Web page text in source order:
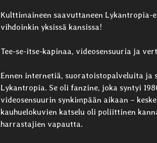
Kulttimaineen saavuttaneen Lykantropia-
vihdoinkin yksissä kansissa!
Tee-se-itse-kapinaa, videosensuuria ja
Ennen internetiä, suoratoistopalveluita ja
Lykantropia. Se oli fanzine, joka syntyi
videosensuurin synkimpään aikaan –
kauhuelokuvien katselu oli poliittinen
harrastajien vapautta.